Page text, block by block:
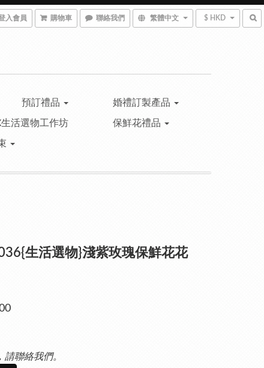
入會員 購物車 聯絡我們 繁體中文 $ HKD
預訂禮品 婚禮訂製產品
活選物工作坊 保鮮花禮品
生活選物}淺紫玫瑰保鮮花花
請聯絡我們。